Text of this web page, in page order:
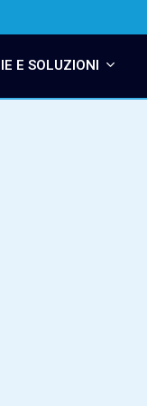
E SOLUZIONI